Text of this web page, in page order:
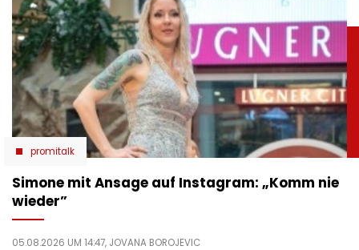
promitalk
Simone mit Ansage auf Instagram: „Komm nie
wieder”
05.08.2026 UM 14:47, JOVANA BOROJEVIC